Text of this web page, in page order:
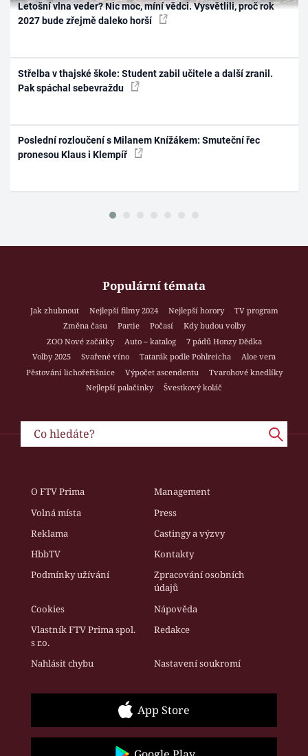
Letošní vlna veder? Nic moc, míní vědci. Vysvětlili, proč rok
2027 bude zřejmě daleko horší
Střelba v thajské škole: Student zabil učitele a další zranil.
Pak spáchal sebevraždu
Poslední rozloučení s Milanem Knížákem: Smuteční řec
pronesou Klaus i Klempíř
Populární témata
Jak zhubnout Nejlepší filmy 2024 Nejlepší horory
TV program
Změna času
Partie Počasí
Kdy budou volby
ZOO Nové začátky
Auto – katalog
7 pádů Honzy Dědka
Volby 2025
Svařené víno Tatarák podle Pohlreicha
Aloe vera
Pěstování lichořeřišnice
Výpočet ascendentu
Tvarohové knedlíky
Nejlepší palačinky
Švestkový koláč
O FTV Prima
Management
Volná místa
Press
Reklama
Castingy a výzvy
HbbTV
Kontakty
Podmínky užívání
Zpracování osobních
údajů
Cookies
Nápověda
Vlastník FTV Prima spol.
s r.o.
Redakce
Nahlásit chybu Nastavení soukromí
App Store